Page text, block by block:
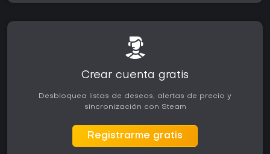
Crear cuenta gratis
Desbloquea listas de deseos, alertas de precio y
sincronización con Steam
Registrarme gratis